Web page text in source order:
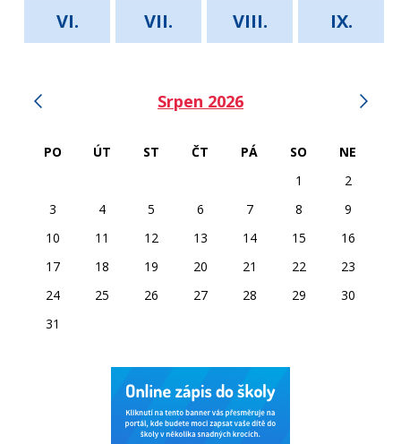
VI.
VII. VIII. IX.
Srpen 2026
PO ÚT ST ČT PÁ SO
NE
1
2
3
4 5 6 7 8
9
10
11 12 13 14 15
16
17
18 19 20 21 22
23
24
25 26 27 28 29
30
31